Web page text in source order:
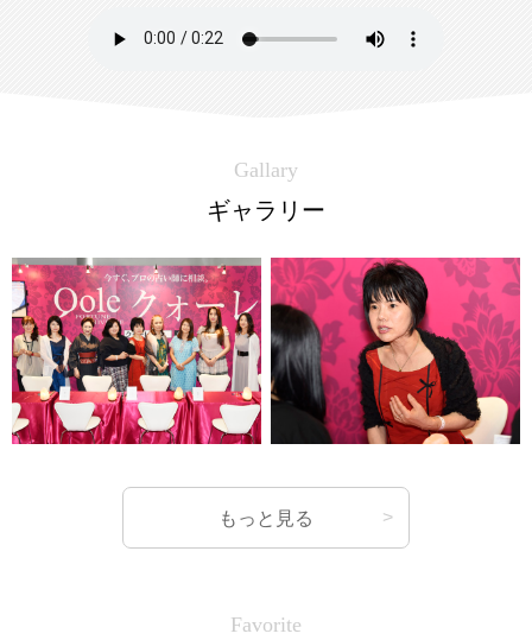
Gallary
ギャラリー
もっと見る
Favorite